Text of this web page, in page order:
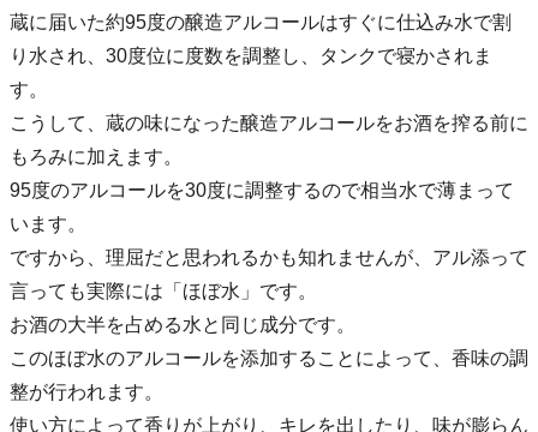
蔵に届いた約95度の醸造アルコールはすぐに仕込み水で割
り水され、30度位に度数を調整し、タンクで寝かされま
す。
こうして、蔵の味になった醸造アルコールをお酒を搾る前に
もろみに加えます。
95度のアルコールを30度に調整するので相当水で薄まって
います。
ですから、理屈だと思われるかも知れませんが、アル添って
言っても実際には「ほぼ水」です。
お酒の大半を占める水と同じ成分です。
このほぼ水のアルコールを添加することによって、香味の調
整が行われます。
使い方によって香りが上がり、キレを出したり、味が膨らん